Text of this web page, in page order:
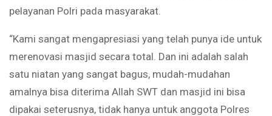
pelayanan Polri pada masyarakat.
“Kami sangat mengapresiasi yang telah punya ide untuk
merenovasi masjid secara total. Dan ini adalah salah
satu niatan yang sangat bagus, mudah-mudahan
amalnya bisa diterima Allah SWT dan masjid ini bisa
dipakai seterusnya, tidak hanya untuk anggota Polres